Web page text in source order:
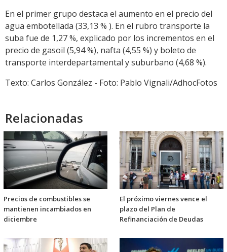
En el primer grupo destaca el aumento en el precio del
agua embotellada (33,13 % ). En el rubro transporte la
suba fue de 1,27 %, explicado por los incrementos en el
precio de gasoil (5,94 %), nafta (4,55 %) y boleto de
transporte interdepartamental y suburbano (4,68 %).
Texto: Carlos González - Foto: Pablo Vignali/AdhocFotos
Relacionadas
Precios de combustibles se
mantienen incambiados en
diciembre
El próximo viernes vence el
plazo del Plan de
Refinanciación de Deudas